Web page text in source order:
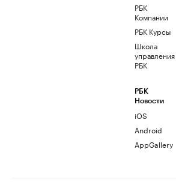
РБК
Компании
РБК Курсы
Школа
управления
РБК
РБК
Новости
iOS
Android
AppGallery